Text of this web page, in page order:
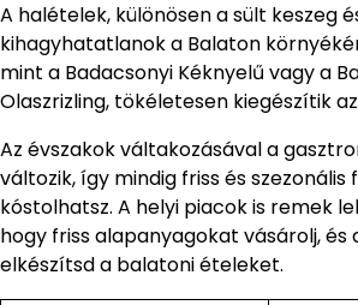
A halételek, különösen a sült keszeg
kihagyhatatlanok a Balaton
mint a Badacsonyi Kéknyelű vagy a
Olaszrizling, tökéletesen kiegészítik
Az évszakok váltakozásával a
változik, így mindig friss és szezonális
kóstolhatsz. A helyi piacok is remek
hogy friss alapanyagokat vásárolj, és
elkészítsd a balatoni ételeket.